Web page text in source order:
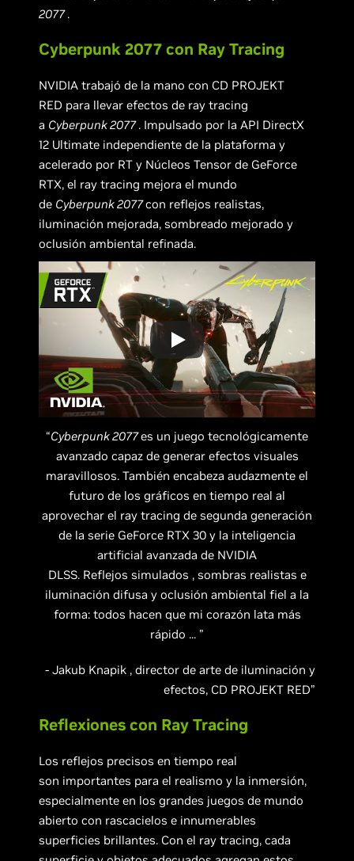
2077.
Cyberpunk 2077 con Ray Tracing
NVIDIA trabajó de la mano con CD PROJEKT
RED para llevar efectos de ray tracing
a Cyberpunk 2077. Impulsado por la API DirectX
12 Ultimate independiente de la plataforma y
acelerado por RT y Núcleos Tensor de GeForce
RTX, el ray tracing mejora el mundo
de Cyberpunk 2077con reflejos realistas,
iluminación mejorada, sombreado mejorado y
oclusión ambiental refinada.
“Cyberpunk 2077es un juego tecnológicamente
avanzado capaz de generar efectos visuales
maravillosos. También encabeza audazmente el
futuro de los gráficos en tiempo real al
aprovechar el ray tracing de segunda generación
de la serie GeForce RTX 30 y la inteligencia
artificial avanzada de NVIDIA
DLSS. Reflejos simulados , sombras realistas e
iluminación difusa y oclusión ambiental fiel a la
forma: todos hacen que mi corazón lata más
rápido ... ”
- Jakub Knapik , director de arte de iluminación y
efectos, CD PROJEKT RED”
Reflexiones con Ray Tracing
Los reflejos precisos en tiempo real
son importantes para el realismo y la inmersión,
especialmente en los grandes juegos de mundo
abierto con rascacielos e innumerables
superficies brillantes. Con el ray tracing, cada